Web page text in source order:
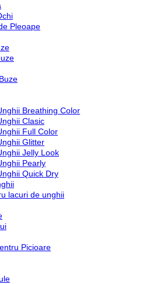
Pleoape
Breathing Color
Clasic
Full Color
Glitter
Jelly Look
Pearly
Quick Dry
lacuri de unghii
Picioare